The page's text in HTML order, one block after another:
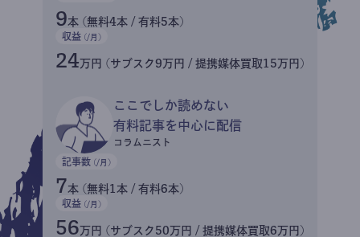
9本 (無料4本 / 有料5本)
収益 (/月)
24万円 (サブスク9万円 / 提携媒体買取15万円)
ここでしか読めない
有料記事を中心に配信
コラムニスト
記事数 (/月)
7本 (無料1本 / 有料6本)
収益 (/月)
56万円 (サブスク50万円 / 提携媒体買取6万円)